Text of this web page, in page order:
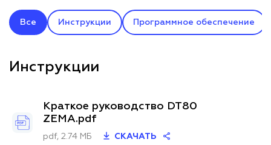
Все Инструкции Программное обеспечение
Инструкции
Краткое руководство DT80
ZEMA.pdf
pdf, 2.74 МБ СКАЧАТЬ